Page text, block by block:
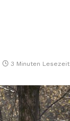
3 Minuten Lesezeit